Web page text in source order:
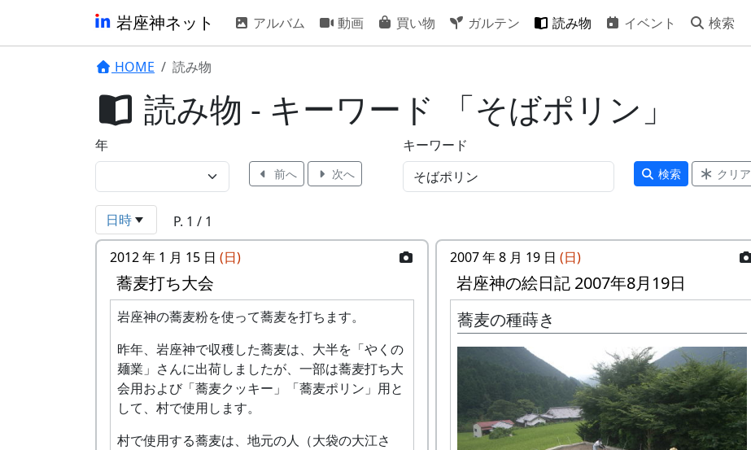
岩座神ネット アルバム 動画 買い物 ガルテン 読み物 イベント 検索
HOME 読み物
読み物 - キーワード 「そばポリン」
年
前へ 次へ
キーワード
検索 クリア
日時
P. 1 / 1
2012 年 1 月 15 日 (日)
蕎麦打ち大会
岩座神の蕎麦粉を使って蕎麦を打ちます。
昨年、岩座神で収穫した蕎麦は、大半を「やくの
麺業」さんに出荷しましたが、一部は蕎麦打ち大
会用および「蕎麦クッキー」「蕎麦ポリン」用と
して、村で使用します。
村で使用する蕎麦は、地元の人（大袋の大江さ
2007 年 8 月 19 日 (日)
岩座神の絵日記 2007年8月19日
蕎麦の種蒔き